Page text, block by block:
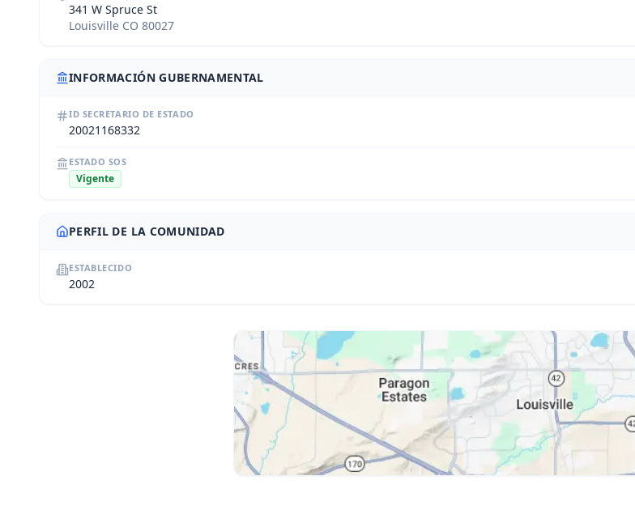
341 W Spruce St
Louisville CO 80027
INFORMACIÓN GUBERNAMENTAL
ID SECRETARIO DE ESTADO
20021168332
ESTADO SOS
Vigente
PERFIL DE LA COMUNIDAD
ESTABLECIDO
2002